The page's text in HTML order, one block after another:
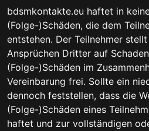
bdsmkontakte.eu haftet in
(Folge-)Schäden, die dem
entstehen. Der Teilnehmer
Ansprüchen Dritter auf
(Folge-)Schäden im
Vereinbarung frei. Sollte ein
dennoch feststellen, dass die
(Folge-)Schäden eines
haftet und zur vollständigen